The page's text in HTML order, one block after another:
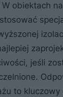
obiektach
jeśli
to kluczowy